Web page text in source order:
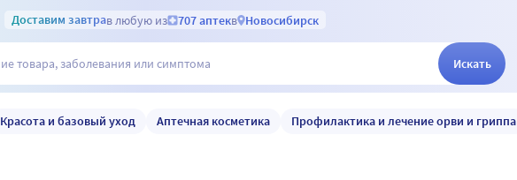
Доставим завтрав любую из 707 аптекв Новосибирск
Искать
Красота и базовый уход Аптечная косметика Профилактика и лечение орви и гриппа